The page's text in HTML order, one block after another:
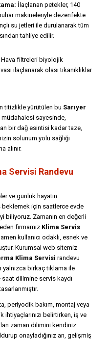
İlaçlanan petekler, 140
makineleriyle dezenfekte
su jetleri ile durulanarak tüm
tahliye edilir.
Hava filtreleri biyolojik
ilaçlanarak olası tıkanıklıklar
titizlikle yürütülen bu Sarıyer
müdahalesi sayesinde,
bir dağ esintisi kadar taze,
solunum yolu sağlığı
alınır.
Servisi Randevu
ve günlük hayatın
için saatlerce evde
biliyoruz. Zamanın en değerli
firmamız Klima Servis
kullanıcı odaklı, esnek ve
Kurumsal web sitemiz
Klima Servisi randevu
birkaç tıklama ile
dilimine servis kaydı
periyodik bakım, montaj veya
belirtirken, iş ve
zaman dilimini kendiniz
onayladığınız an, gelişmiş